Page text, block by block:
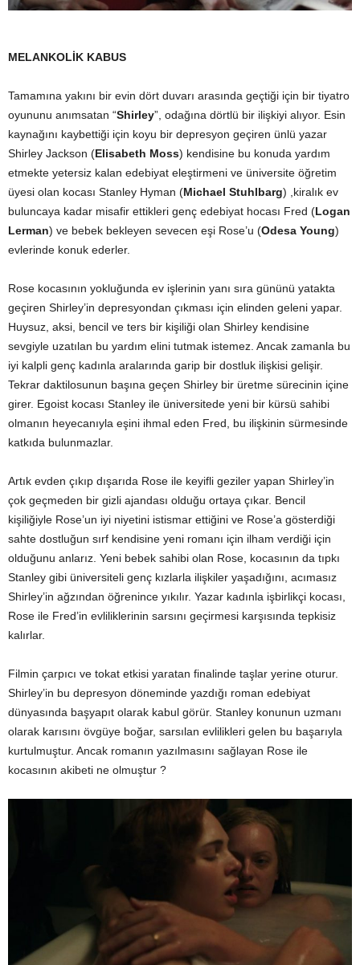
MELANKOLİK KABUS
Tamamına yakını bir evin dört duvarı arasında geçtiği için bir tiyatro
oyununu anımsatan “Shirley”, odağına dörtlü bir ilişkiyi alıyor. Esin
kaynağını kaybettiği için koyu bir depresyon geçiren ünlü yazar
Shirley Jackson (Elisabeth Moss) kendisine bu konuda yardım
etmekte yetersiz kalan edebiyat eleştirmeni ve üniversite öğretim
üyesi olan kocası Stanley Hyman (Michael Stuhlbarg) ,kiralık ev
buluncaya kadar misafir ettikleri genç edebiyat hocası Fred (Logan
Lerman) ve bebek bekleyen sevecen eşi Rose’u (Odesa Young)
evlerinde konuk ederler.
Rose kocasının yokluğunda ev işlerinin yanı sıra gününü yatakta
geçiren Shirley’in depresyondan çıkması için elinden geleni yapar.
Huysuz, aksi, bencil ve ters bir kişiliği olan Shirley kendisine
sevgiyle uzatılan bu yardım elini tutmak istemez. Ancak zamanla bu
iyi kalpli genç kadınla aralarında garip bir dostluk ilişkisi gelişir.
Tekrar daktilosunun başına geçen Shirley bir üretme sürecinin içine
girer. Egoist kocası Stanley ile üniversitede yeni bir kürsü sahibi
olmanın heyecanıyla eşini ihmal eden Fred, bu ilişkinin sürmesinde
katkıda bulunmazlar.
Artık evden çıkıp dışarıda Rose ile keyifli geziler yapan Shirley’in
çok geçmeden bir gizli ajandası olduğu ortaya çıkar. Bencil
kişiliğiyle Rose’un iyi niyetini istismar ettiğini ve Rose’a gösterdiği
sahte dostluğun sırf kendisine yeni romanı için ilham verdiği için
olduğunu anlarız. Yeni bebek sahibi olan Rose, kocasının da tıpkı
Stanley gibi üniversiteli genç kızlarla ilişkiler yaşadığını, acımasız
Shirley’in ağzından öğrenince yıkılır. Yazar kadınla işbirlikçi kocası,
Rose ile Fred’in evliliklerinin sarsını geçirmesi karşısında tepkisiz
kalırlar.
Filmin çarpıcı ve tokat etkisi yaratan finalinde taşlar yerine oturur.
Shirley’in bu depresyon döneminde yazdığı roman edebiyat
dünyasında başyapıt olarak kabul görür. Stanley konunun uzmanı
olarak karısını övgüye boğar, sarsılan evlilikleri gelen bu başarıyla
kurtulmuştur. Ancak romanın yazılmasını sağlayan Rose ile
kocasının akibeti ne olmuştur ?